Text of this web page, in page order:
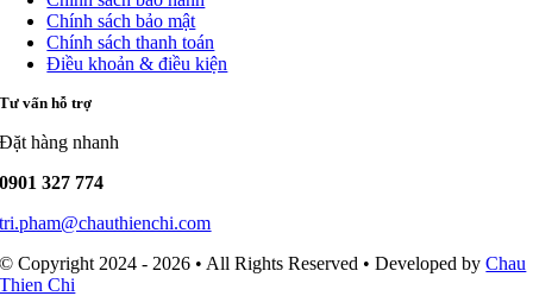
Chính sách bảo mật
Chính sách thanh toán
Điều khoản & điều kiện
Tư vấn hỗ trợ
Đặt hàng nhanh
0901 327 774
tri.pham@chauthienchi.com
© Copyright 2024 - 2026 • All Rights Reserved • Developed byChau
Thien Chi